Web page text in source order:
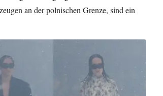
an der polnischen Grenze, sind ein